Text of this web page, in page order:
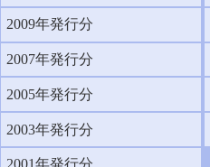
2009年発行分
2007年発行分
2005年発行分
2003年発行分